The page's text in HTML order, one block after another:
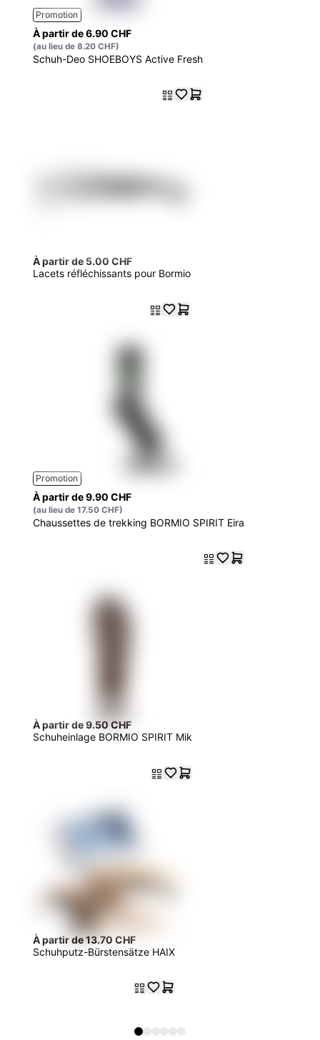
Promotion
À partir de 6.90 CHF
(au lieu de 8.20 CHF)
Schuh-Deo SHOEBOYS Active Fresh
À partir de 5.00 CHF
Lacets réfléchissants pour Bormio
Promotion
À partir de 9.90 CHF
(au lieu de 17.50 CHF)
Chaussettes de trekking BORMIO SPIRIT Eira
À partir de 9.50 CHF
Schuheinlage BORMIO SPIRIT Mik
À partir de 13.70 CHF
Schuhputz-Bürstensätze HAIX